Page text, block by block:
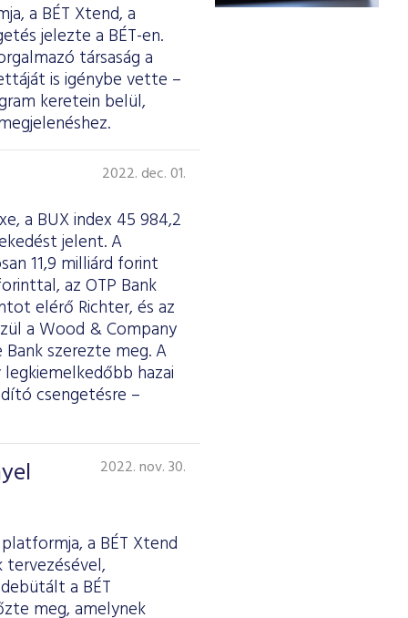
a BÉT Xtend, a
jelezte a BÉT-en.
társaság a
is igénybe vette –
keretein belül,
2022. dec. 01.
a BUX index 45 984,2
jelent. A
11,9 milliárd forint
az OTP Bank
elérő Richter, és az
a Wood & Company
szerezte meg. A
hazai
csengetésre –
2022. nov. 30.
a BÉT Xtend
a BÉT
meg, amelynek